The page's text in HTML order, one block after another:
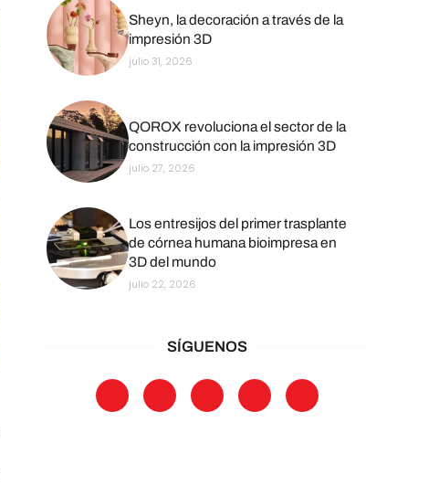
Sheyn, la decoración a través de la
impresión 3D
julio 31, 2026
QOROX revoluciona el sector de la
construcción con la impresión 3D
julio 27, 2026
Los entresijos del primer trasplante
de córnea humana bioimpresa en
3D del mundo
julio 22, 2026
SÍGUENOS